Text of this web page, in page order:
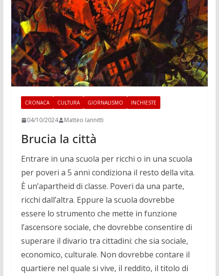
CRONACA CULTURA GIORNALISMO INCHIESTE
04/10/2024 Matteo Iannitti
Brucia la città
Entrare in una scuola per ricchi o in una scuola
per poveri a 5 anni condiziona il resto della vita.
È un’apartheid di classe. Poveri da una parte,
ricchi dall’altra. Eppure la scuola dovrebbe
essere lo strumento che mette in funzione
l’ascensore sociale, che dovrebbe consentire di
superare il divario tra cittadini: che sia sociale,
economico, culturale. Non dovrebbe contare il
quartiere nel quale si vive, il reddito, il titolo di